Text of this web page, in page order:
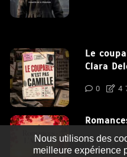
Le
Clara
0 4
0 3
Nous utilisons des
meilleure expérience